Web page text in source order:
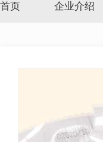
首页 企业介绍